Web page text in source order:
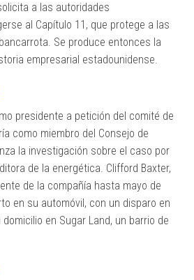
a las autoridades
al Capítulo 11, que protege a las
Se produce entonces la
empresarial estadounidense.
presidente a petición del comité de
como miembro del Consejo de
la investigación sobre el caso por
de la energética. Clifford Baxter,
de la compañía hasta mayo de
en su automóvil, con un disparo en
en Sugar Land, un barrio de